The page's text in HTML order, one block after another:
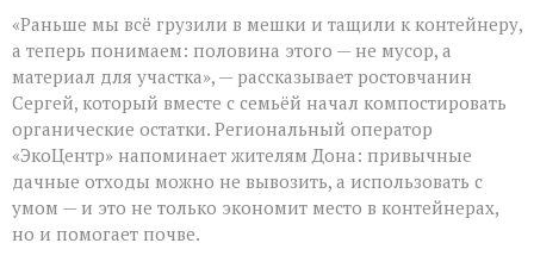
мусора
к
пользе:
как
превратить
отходы
в
ресурс
«Раньше мы всё грузили в мешки и тащили к контейнеру,
а теперь понимаем: половина этого — не мусор, а
материал для участка», — рассказывает ростовчанин
Сергей, который вместе с семьёй начал компостировать
органические остатки. Региональный оператор
«ЭкоЦентр» напоминает жителям Дона: привычные
дачные отходы можно не вывозить, а использовать с
умом — и это не только экономит место в контейнерах,
но и помогает почве.